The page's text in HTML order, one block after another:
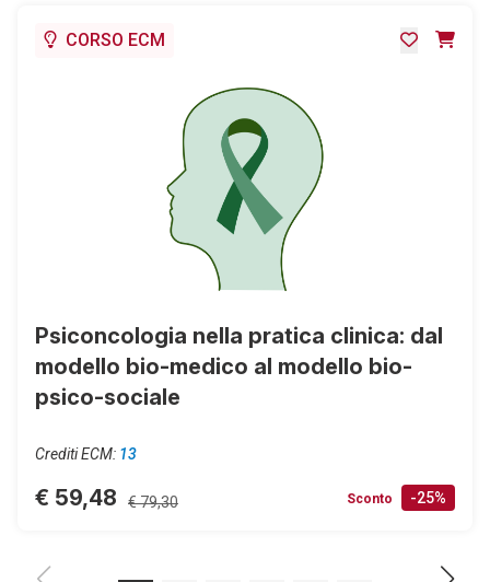
CORSO ECM
Psiconcologia nella pratica clinica: dal
modello bio-medico al modello bio-
psico-sociale
Crediti ECM: 13
€ 59,48 € 79,30 Sconto -25%